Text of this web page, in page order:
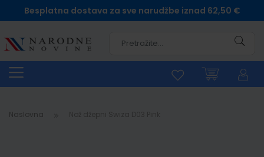
Besplatna dostava za sve narudžbe iznad 62,50 €
Naslovna